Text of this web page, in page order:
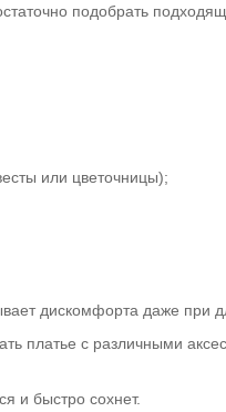
подобрать
или цветочницы);
дискомфорта даже при
платье с различными
и быстро сохнет.